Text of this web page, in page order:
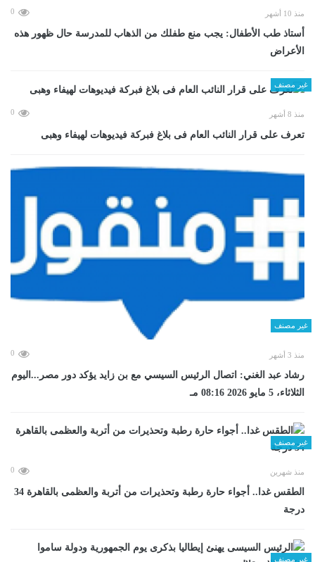
منذ 10 أشهر 0
أستاذ طب الأطفال: يجب منع طفلك من الذهاب للمدرسة حال ظهور هذه
الأعراض
غير مصنف
منذ 8 أشهر 0
تعرف على قرار النائب العام فى بلاغ فبركة فيديوهات لهيفاء وهبى
غير مصنف
منذ 3 أشهر 0
رشاد عبد الغني: اتصال الرئيس السيسي مع بن زايد يؤكد دور مصر...اليوم
الثلاثاء، 5 مايو 2026 08:16 مـ
غير مصنف
منذ شهرين 0
الطقس غدا.. أجواء حارة رطبة وتحذيرات من أتربة والعظمى بالقاهرة 34
درجة
غير مصنف